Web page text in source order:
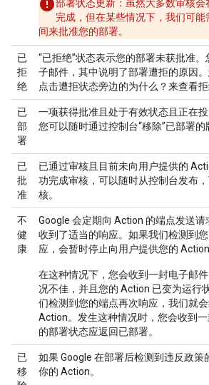
部署状态更新 ：虽然大多数审核
完成，但在某些情况下，我们可
间来批准您的部署。
已
拒
绝
“已拒绝”状态表示您的部署未获批准
子邮件，其中说明了部署遭拒的原因
点击遭拒状态旁边的为什么？来查看拒
已
部
署
一项获得批准且处于有效状态且正在投
您可以随时通过控制台“移除”已部署的
已
批
准
已通过审核且目前未向用户提供的
功完成审核，可以随时从控制台发布
核。
不
健
康
Google 会定期向 Action 的端点发送
收到了适当的响应。如果我们检测到
应，会暂时停止向用户提供您的 Action
在这种情况下，您会收到一封电子邮
况不佳，并且您的 Action 已变为运行
们检测到您的端点再次响应，我们就
Action。发生这种情况时，您会收到
的部署状态应返回已部署。
已
移
如果 Google 在部署后检测到违反政策
你的 Action。